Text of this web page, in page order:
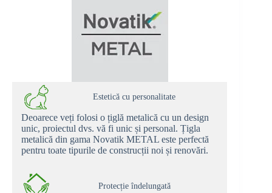
Estetică cu personalitate
Deoarece veți folosi o țiglă metalică cu un design
unic, proiectul dvs. vă fi unic și personal. Țigla
metalică din gama Novatik METAL este perfectă
pentru toate tipurile de construcții noi și renovări.
Protecție îndelungată